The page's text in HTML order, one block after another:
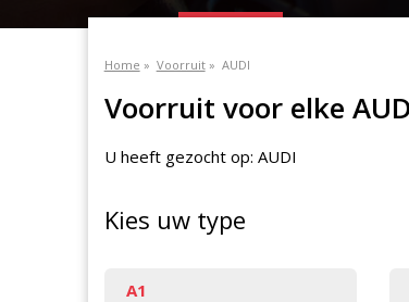
Home » Voorruit» AUDI
Voorruit voor elke
U heeft gezocht op: AUDI
Kies uw type
A1